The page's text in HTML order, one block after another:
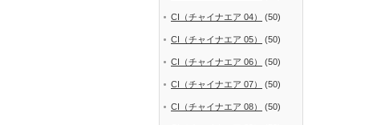
CI（チャイナエア 04） (50)
CI（チャイナエア 05） (50)
CI（チャイナエア 06） (50)
CI（チャイナエア 07） (50)
CI（チャイナエア 08） (50)